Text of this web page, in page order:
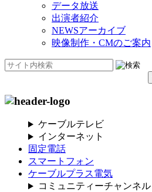
データ放送
出演者紹介
NEWSアーカイブ
映像制作・CMのご案内
ケーブルテレビ
インターネット
固定電話
スマートフォン
ケーブルプラス電気
コミュニティーチャンネル